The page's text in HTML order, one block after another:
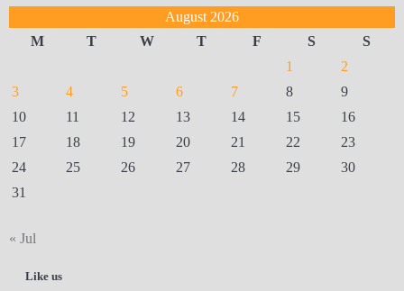
August 2026
M
T W T F S
S
1
2
3
4 5 6 7 8
9
10
11 12 13 14 15
16
17
18 19 20 21 22
23
24
25 26 27 28 29
30
31
« Jul
Like us